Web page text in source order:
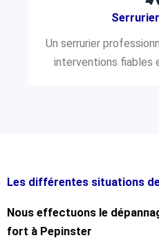
Un serrurier
interventions fiables
Les différentes situations
Nous effectuons le
fort à Pepinster